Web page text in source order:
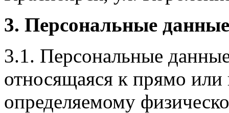
3. Персональные
3.1. Персональные
относящаяся к прямо
определяемому